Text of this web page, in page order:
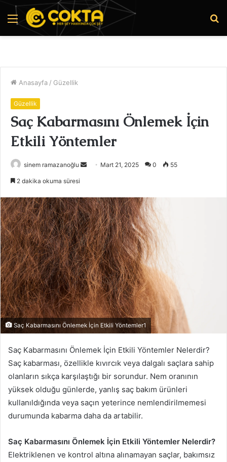
Menü
Anasayfa / Güzellik
Güzellik
Saç Kabarmasını Önlemek İçin
Etkili Yöntemler
sinem ramazanoğlu
Bir
göndermek
Mart 21, 2025 0 55
2 dakika okuma süresi
Saç Kabarmasını Önlemek İçin Etkili Yöntemler1
Saç Kabarmasını Önlemek İçin Etkili Yöntemler Nelerdir?
Saç kabarması, özellikle kıvırcık veya dalgalı saçlara sahip
olanların sıkça karşılaştığı bir sorundur. Nem oranının
yüksek olduğu günlerde, yanlış saç bakım ürünleri
kullanıldığında veya saçın yeterince nemlendirilmemesi
durumunda kabarma daha da artabilir.
Saç Kabarmasını Önlemek İçin Etkili Yöntemler Nelerdir?
Elektriklenen ve kontrol altına alınamayan saçlar, bakımsız